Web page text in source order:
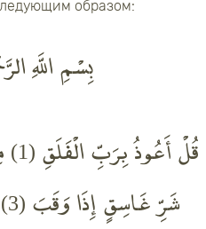
образом:
بِسْمِ اللَّهِ